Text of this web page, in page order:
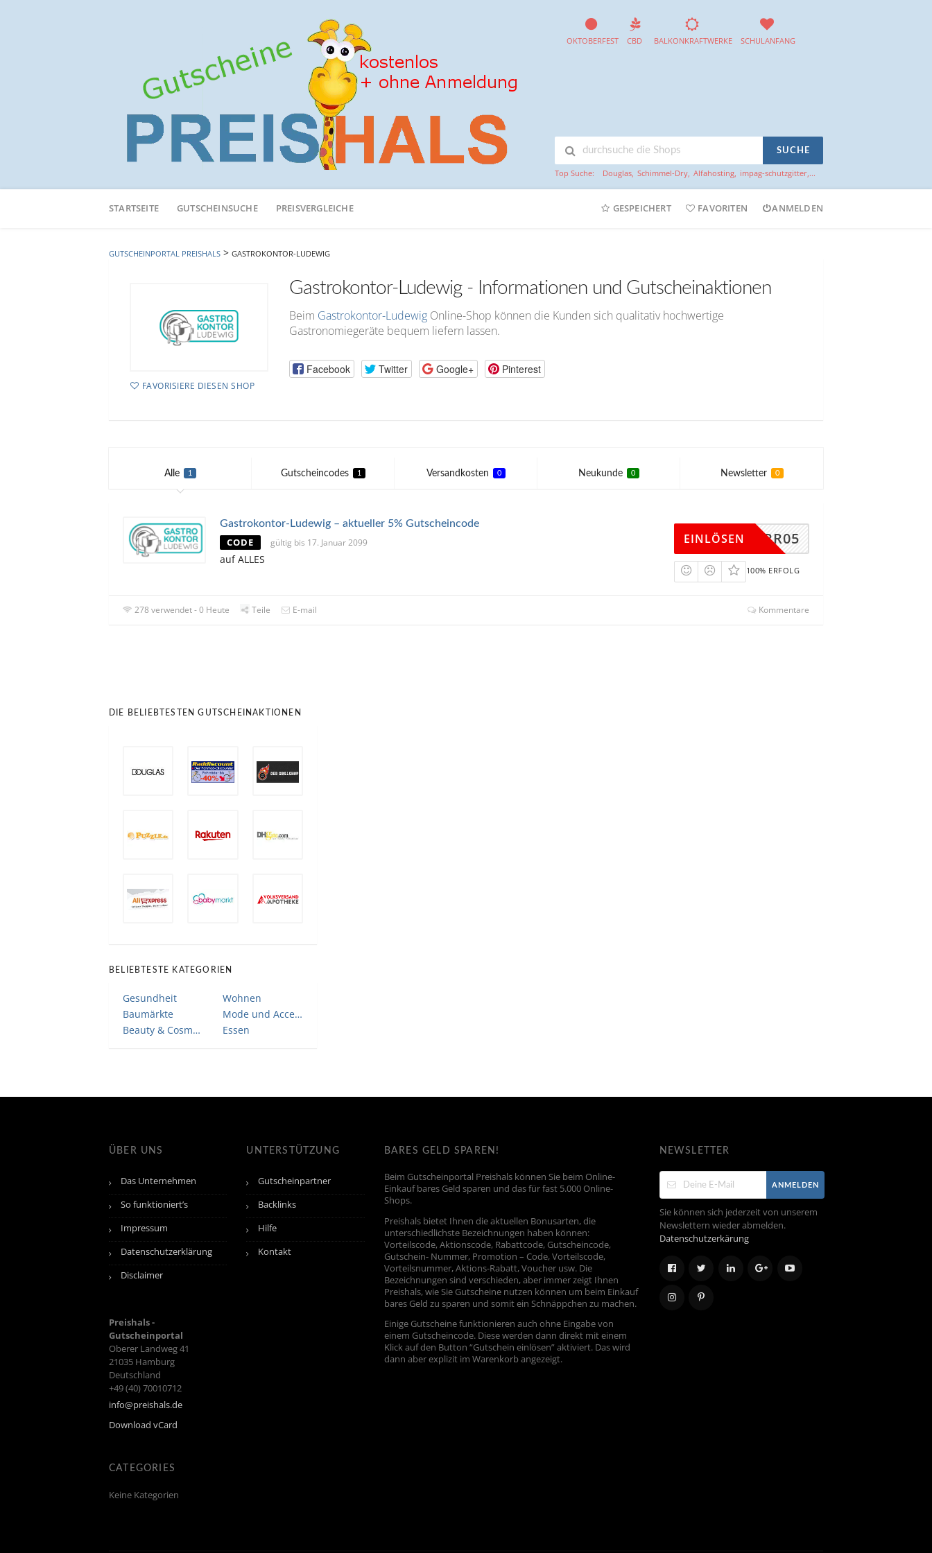
OKTOBERFEST CBD BALKONKRAFTWERKE SCHULANFANG
SUCHE
Top Suche: Douglas, Schimmel-Dry, Alfahosting, impag-schutzgitter,...
Online-
STARTSEITE GUTSCHEINSUCHE PREISVERGLEICHE GESPEICHERT FAVORITEN ANMELDEN
GUTSCHEINPORTAL PREISHALS > GASTROKONTOR-LUDEWIG
FAVORISIERE DIESEN SHOP
Gastrokontor-Ludewig - Informationen und Gutscheinaktionen
Beim Gastrokontor-Ludewig Online-Shop können die Kunden sich qualitativ hochwertige
Gastronomiegeräte bequem liefern lassen.
Facebook Twitter Google+ Pinterest
Alle 1 Gutscheincodes 1 Versandkosten 0 Neukunde 0 Newsletter 0
Gastrokontor-Ludewig – aktueller 5% Gutscheincode
CODE gültig bis 17. Januar 2099
auf ALLES
SCHIRR05
EINLÖSEN
100% ERFOLG
278 verwendet - 0 Heute Teile E-mail Kommentare
DIE BELIEBTESTEN GUTSCHEINAKTIONEN
BELIEBTESTE KATEGORIEN
Gesundheit
Wohnen
Baumärkte
Mode und Accessoires
Beauty & Cosmetic
Essen
ÜBER UNS
Das Unternehmen
So funktioniert’s
Impressum
Datenschutzerklärung
Disclaimer
Preishals -
Gutscheinportal
Oberer Landweg 41
21035 Hamburg
Deutschland
+49 (40) 70010712
info@preishals.de
Download vCard
CATEGORIES
Keine Kategorien
UNTERSTÜTZUNG
Gutscheinpartner
Backlinks
Hilfe
Kontakt
BARES GELD SPAREN!
Beim Gutscheinportal Preishals können Sie beim Online-
Einkauf bares Geld sparen und das für fast 5.000 Online-
Shops.
Preishals bietet Ihnen die aktuellen Bonusarten, die
unterschiedlichste Bezeichnungen haben können:
Vorteilscode, Aktionscode, Rabattcode, Gutscheincode,
Gutschein- Nummer, Promotion – Code, Vorteilscode,
Vorteilsnummer, Aktions-Rabatt, Voucher usw. Die
Bezeichnungen sind verschieden, aber immer zeigt Ihnen
Preishals, wie Sie Gutscheine nutzen können um beim Einkauf
bares Geld zu sparen und somit ein Schnäppchen zu machen.
Einige Gutscheine funktionieren auch ohne Eingabe von
einem Gutscheincode. Diese werden dann direkt mit einem
Klick auf den Button “Gutschein einlösen” aktiviert. Das wird
dann aber explizit im Warenkorb angezeigt.
NEWSLETTER
ANMELDEN
Sie können sich jederzeit von unserem
Newslettern wieder abmelden.
Datenschutzerkärung